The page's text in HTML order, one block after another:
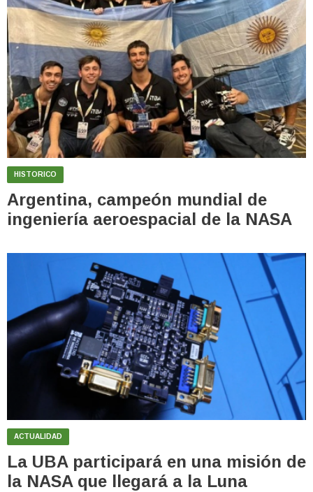
HISTORICO
Argentina, campeón mundial de
ingeniería aeroespacial de la NASA
ACTUALIDAD
La UBA participará en una misión de
la NASA que llegará a la Luna